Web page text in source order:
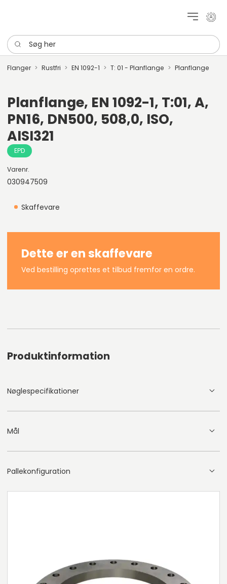
Mit
Søg her
Flanger Rustfri EN 1092-1 T: 01 - Planflange Planflange
Planflange, EN 1092-1, T:01, A,
PN16, DN500, 508,0, ISO,
AISI321
EPD
Varenr.
030947509
Skaffevare
Dette er en skaffevare
Ved bestilling oprettes et tilbud fremfor en ordre.
Produktinformation
Nøglespecifikationer
Mål
Pallekonfiguration